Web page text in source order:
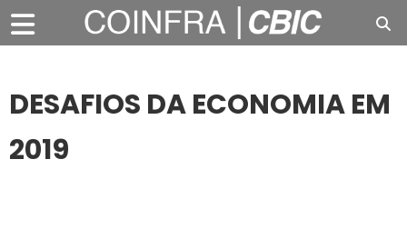
DESAFIOS DA ECONOMIA EM
2019